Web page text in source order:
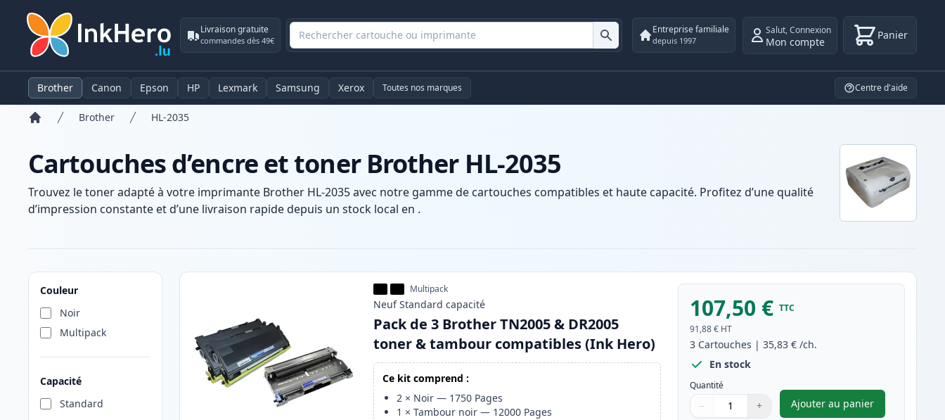
Livraison gratuite
commandes dès 49€
Entreprise familiale
depuis 1997
Salut,Connexion
Mon compte Panier
Brother Canon Epson HP Lexmark Samsung Xerox Toutes nos marques Centre d'aide
Brother HL-2035
Cartouches d’encre et toner Brother HL-2035
Trouvez le toner adapté à votre imprimante Brother HL-2035 avec notre gamme de cartouches compatibles et haute capacité. Profitez d’une qualité
d’impression constante et d’une livraison rapide depuis un stock local en .
Couleur
Noir
Multipack
Capacité
Standard
Produits
Multipack
Neuf Standard capacité
Pack de 3 Brother TN2005 & DR2005
toner & tambour compatibles (Ink Hero)
Ce kit comprend :
2 × Noir — 1750 Pages
1 ×Tambour noir — 12000 Pages
107,50 € TTC
91,88 € HT
3 Cartouches |35,83 € /ch.
En stock
Quantité
Quantité
Utilisez les boutons pour ajuster
− +
Quantité
Ajouter au panier
,Pack de 3 Brother